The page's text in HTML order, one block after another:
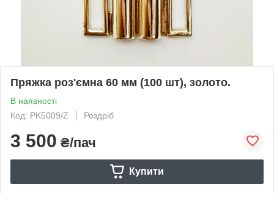
Пряжка роз'ємна 60 мм (100 шт), золото.
В наявності
Код: PK5009/Z
Роздріб
3 500 ₴/пач
Купити